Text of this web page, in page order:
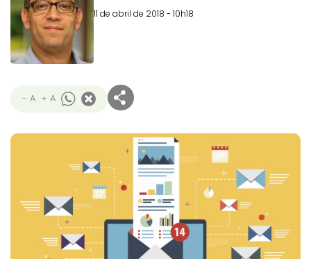
11 de abril de 2018 - 10h18
- A + A